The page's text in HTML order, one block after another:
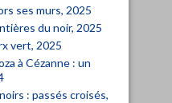
ses murs, 2025
du noir, 2025
vert, 2025
à Cézanne : un
: passés croisés,